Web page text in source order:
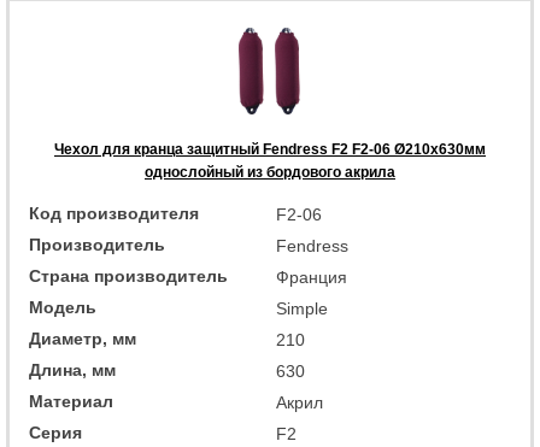
Чехол для кранца защитный Fendress F2 F2-06 Ø210х630мм
однослойный из бордового акрила
Код производителя
F2-06
Производитель
Fendress
Страна производитель
Франция
Модель
Simple
Диаметр, мм
210
Длина, мм
630
Материал
Акрил
Серия
F2